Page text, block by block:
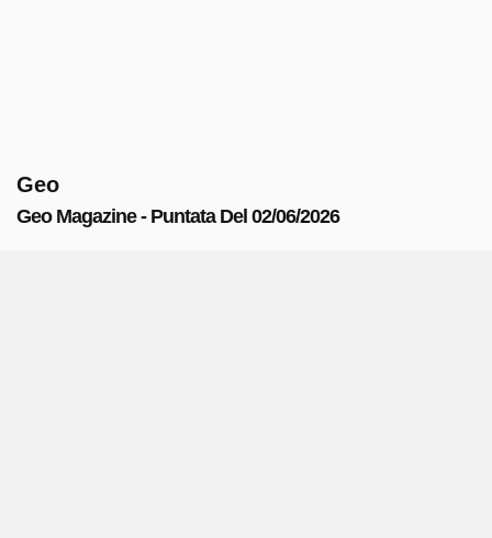
Geo
Geo Magazine - Puntata Del 02/06/2026